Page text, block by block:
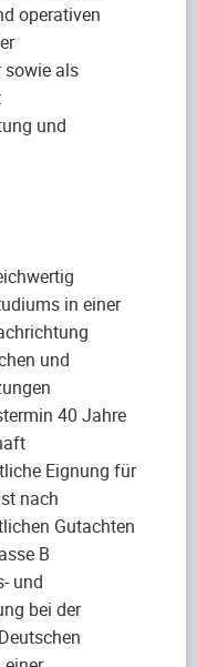
operativen
sowie als
und
in einer
und
40 Jahre
Eignung für
nach
Gutachten
B
und
bei der